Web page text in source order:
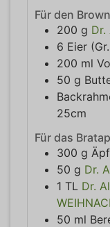
Für den
200 g Dr.
6 Eier
200 ml
50 g
25cm
Für das
300 g
50 g Dr.
1 TL Dr.
50 ml